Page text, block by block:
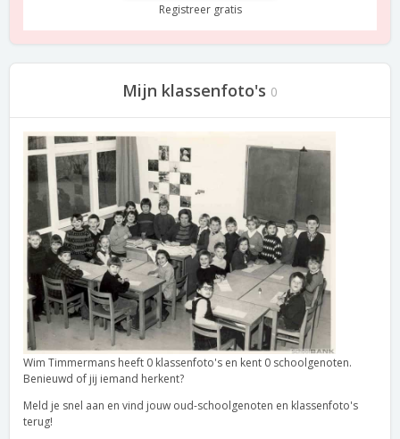
Registreer gratis
Mijn klassenfoto's 0
Wim Timmermans heeft 0 klassenfoto's en kent 0 schoolgenoten.
Benieuwd of jij iemand herkent?
Meld je snel aan en vind jouw oud-schoolgenoten en klassenfoto's
terug!